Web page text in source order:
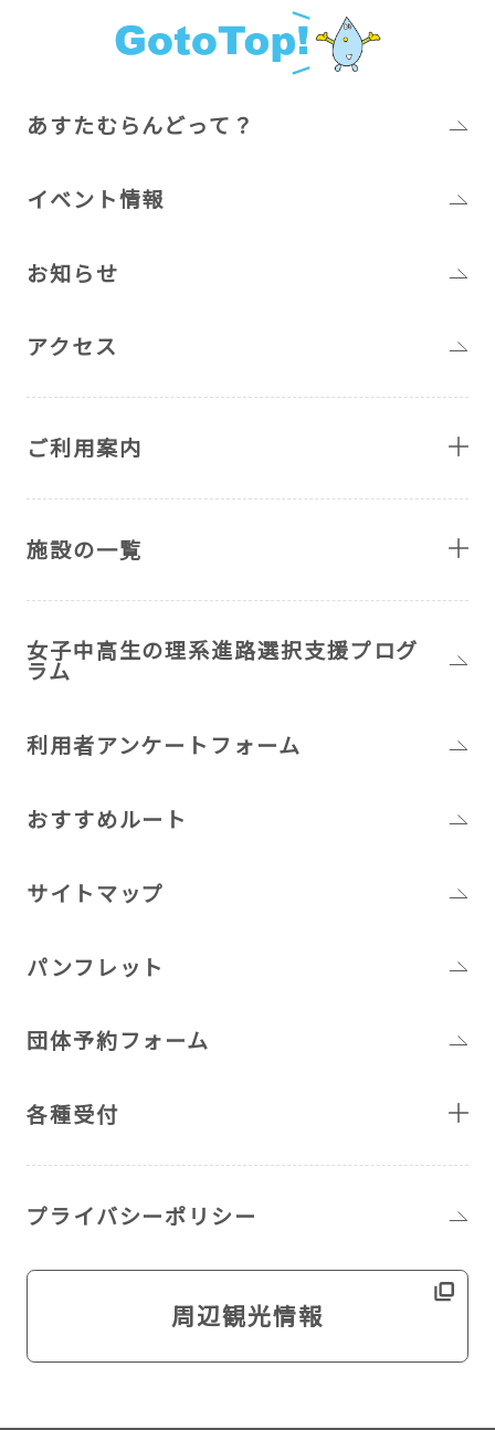
あすたむらんどって？
イベント情報
お知らせ
アクセス
ご利用案内
施設の一覧
女子中高生の理系進路選択支援プログ
ラム
利用者アンケートフォーム
おすすめルート
サイトマップ
パンフレット
団体予約フォーム
各種受付
プライバシーポリシー
周辺観光情報